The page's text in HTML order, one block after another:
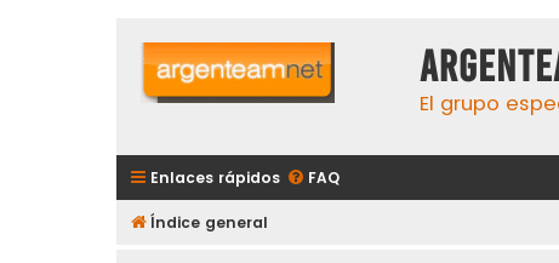
El grupo
Enlaces rápidos FAQ
Índice general